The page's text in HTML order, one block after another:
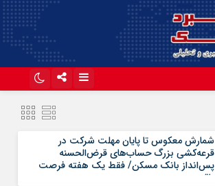
شمارش معکوس تا پایان مهلت شرکت در
قرعه‌کشی بزرگ حساب‌های قرض‌‌الحسنه
پس‌انداز بانک مسکن/ فقط یک هفته فرصت
باقیست